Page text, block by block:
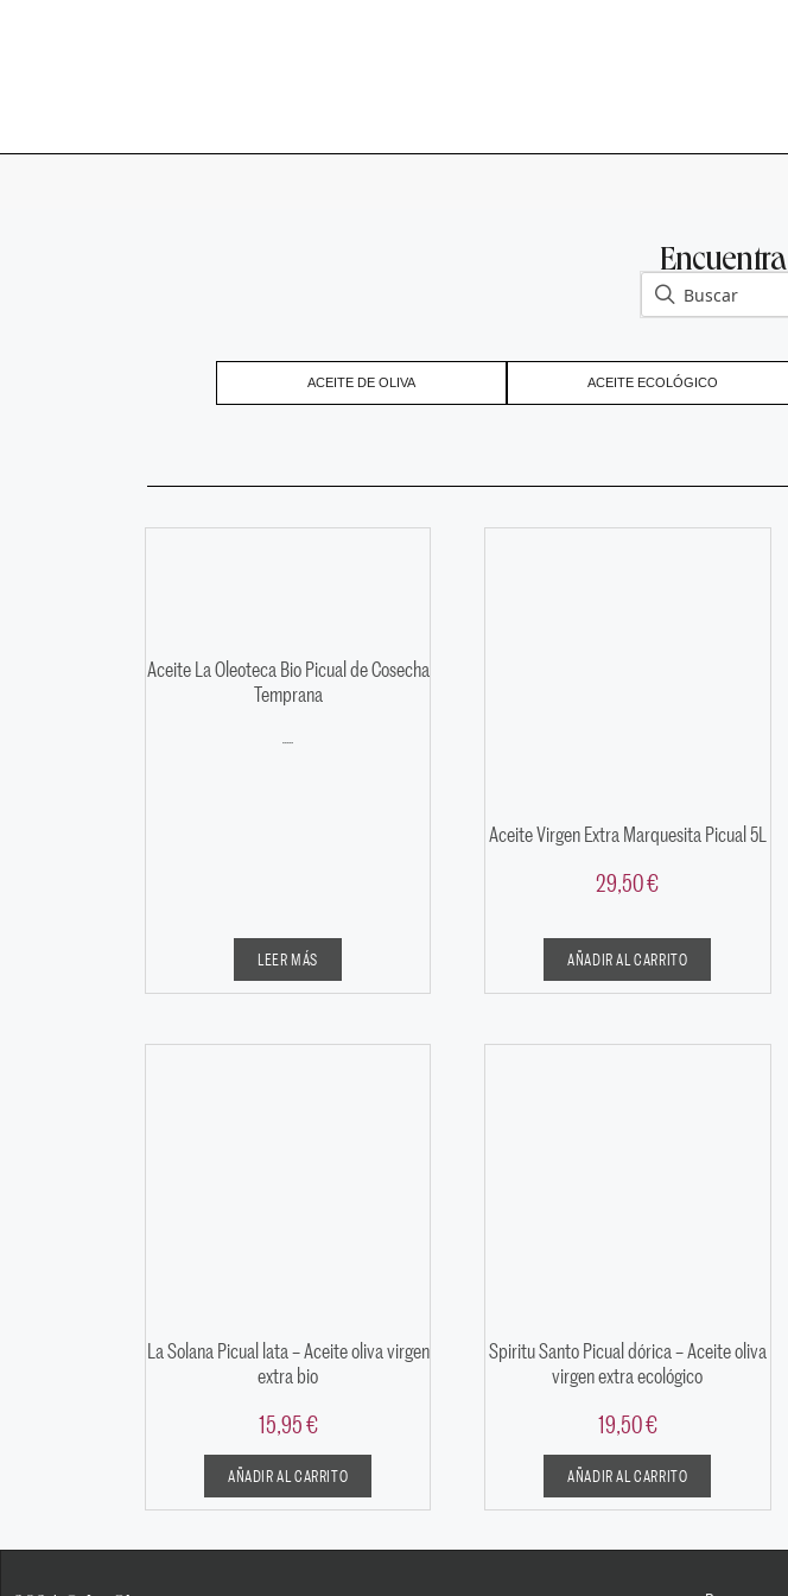
ACEITE DE OLIVA ACEITE ECOLÓGICO
Aceite La Oleoteca Bio Picual de Cosecha
Temprana
LEER MÁS
Aceite Virgen Extra Marquesita Picual 5L
29,50€
AÑADIR AL CARRITO
La Solana Picual lata – Aceite oliva virgen
extra bio
15,95€
AÑADIR AL CARRITO
Spiritu Santo Picual dórica – Aceite oliva
virgen extra ecológico
19,50€
AÑADIR AL CARRITO